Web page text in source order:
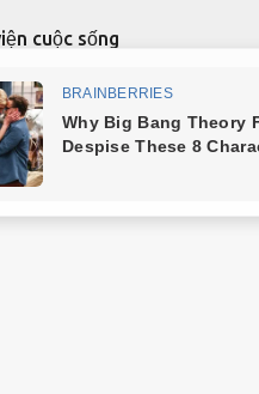
Chuyển đến nội dung chính
cuộc sống